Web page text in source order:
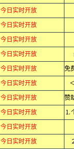
今日实时开放
今日实时开放
今日实时开放
今日实时开放
今日实时开放
今日实时开放
今日实时开放
今日实时开放 ⒈
今日实时开放
今日实时开放